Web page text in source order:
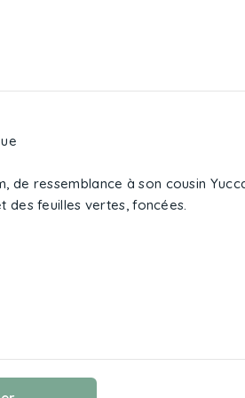
de ressemblance à son cousin
des feuilles vertes, foncées.